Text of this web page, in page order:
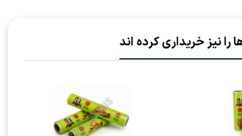
را نیز خریداری کرده اند